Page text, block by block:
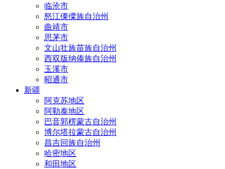
临沧市
怒江傈僳族自治州
曲靖市
思茅市
文山壮族苗族自治州
西双版纳傣族自治州
玉溪市
昭通市
新疆
阿克苏地区
阿勒泰地区
巴音郭楞蒙古自治州
博尔塔拉蒙古自治州
昌吉回族自治州
哈密地区
和田地区